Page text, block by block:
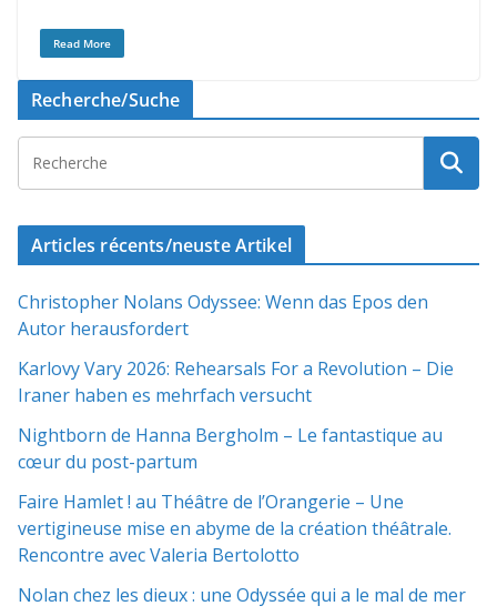
Read More
Recherche/Suche
Articles récents/neuste Artikel
Christopher Nolans Odyssee: Wenn das Epos den
Autor herausfordert
Karlovy Vary 2026: Rehearsals For a Revolution – Die
Iraner haben es mehrfach versucht
Nightborn de Hanna Bergholm – Le fantastique au
cœur du post-partum
Faire Hamlet ! au Théâtre de l’Orangerie – Une
vertigineuse mise en abyme de la création théâtrale.
Rencontre avec Valeria Bertolotto
Nolan chez les dieux : une Odyssée qui a le mal de mer